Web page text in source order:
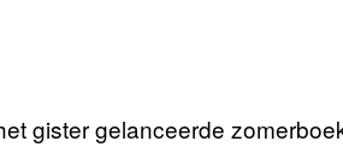
gister gelanceerde